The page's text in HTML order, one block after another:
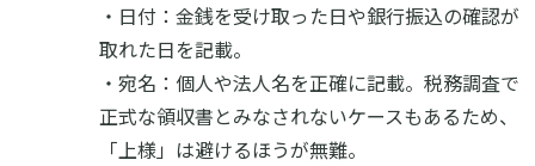
・日付：金銭を受け取った日や銀行振込の確認が
取れた日を記載。
・宛名：個人や法人名を正確に記載。税務調査で
正式な領収書とみなされないケースもあるため、
「上様」は避けるほうが無難。